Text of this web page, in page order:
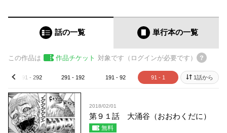
話の一覧 単行本の一覧
この作品は 作品チケット 対象です（ログインが必要です）
391 - 292 291 - 192 191 - 92 91 - 1
prev 1話から
2018/02/01
第９１話 大涌谷（おおわくだに）
無料